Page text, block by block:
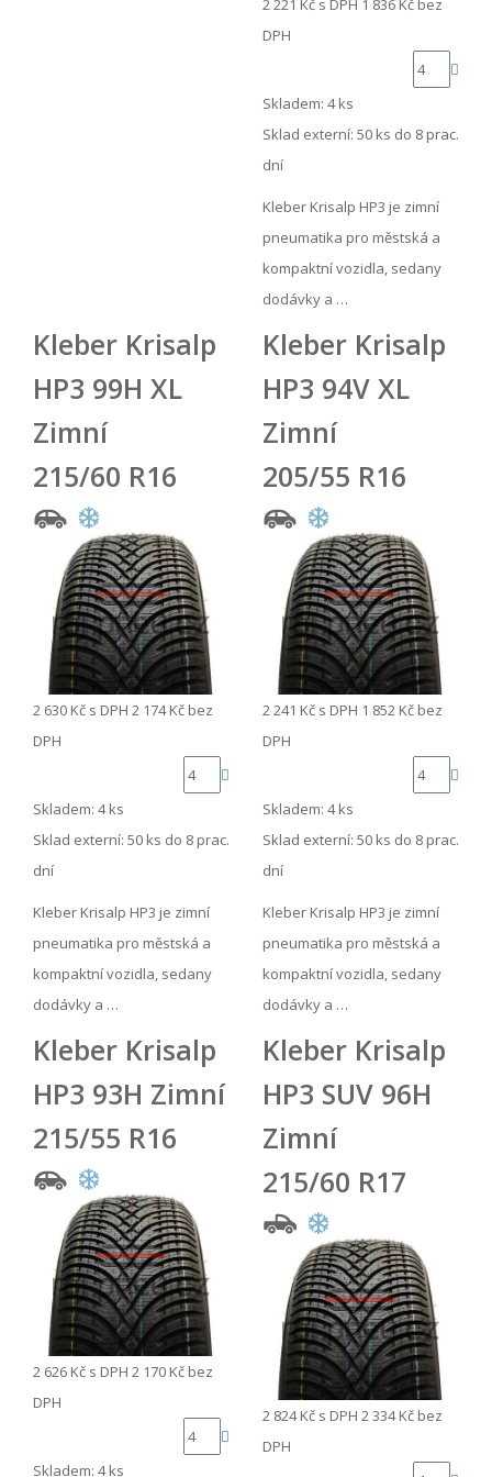
2 221 Kč s DPH 1 836 Kč bez
DPH
Skladem: 4 ks
Sklad externí: 50 ks do 8 prac.
dní
Kleber Krisalp HP3 je zimní
pneumatika pro městská a
kompaktní vozidla, sedany
dodávky a …
Kleber Krisalp
HP3 99H XL
Zimní
215/60 R16
2 630 Kč s DPH 2 174 Kč bez
DPH
Skladem: 4 ks
Sklad externí: 50 ks do 8 prac.
dní
Kleber Krisalp HP3 je zimní
pneumatika pro městská a
kompaktní vozidla, sedany
dodávky a …
Kleber Krisalp
HP3 94V XL
Zimní
205/55 R16
2 241 Kč s DPH 1 852 Kč bez
DPH
Skladem: 4 ks
Sklad externí: 50 ks do 8 prac.
dní
Kleber Krisalp HP3 je zimní
pneumatika pro městská a
kompaktní vozidla, sedany
dodávky a …
Kleber Krisalp
HP3 93H Zimní
215/55 R16
2 626 Kč s DPH 2 170 Kč bez
DPH
Skladem: 4 ks
Kleber Krisalp
HP3 SUV 96H
Zimní
215/60 R17
2 824 Kč s DPH 2 334 Kč bez
DPH